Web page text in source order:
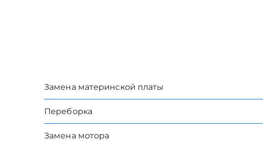
Замена материнской платы
Переборка
Замена мотора